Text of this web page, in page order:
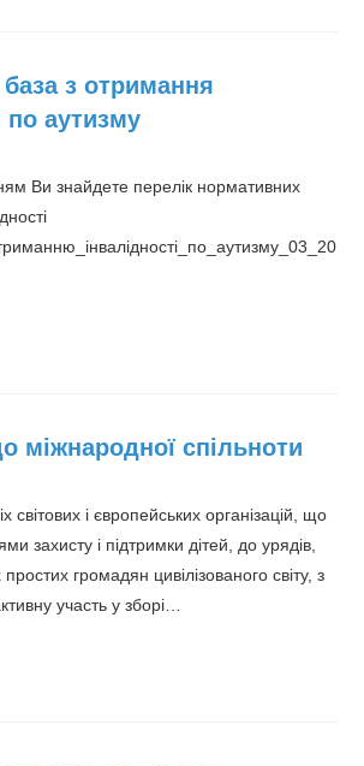
з отримання
по аутизму
Ви знайдете перелік нормативних
міжнародної спільноти
світових і європейських організацій, що
захисту і підтримки дітей, до урядів,
простих громадян цивілізованого світу, з
участь у зборі…